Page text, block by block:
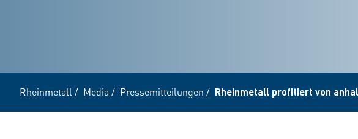
Rheinmetall / Media / Pressemitteilungen / Rheinmetall profitiert von